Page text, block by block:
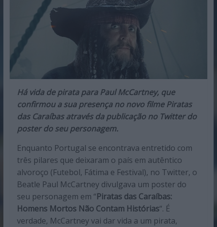
Há vida de pirata para Paul McCartney, que
confirmou a sua presença no novo filme Piratas
das Caraíbas através da publicação no Twitter do
poster do seu personagem.
Enquanto Portugal se encontrava entretido com
três pilares que deixaram o país em autêntico
alvoroço (Futebol, Fátima e Festival), no Twitter, o
Beatle Paul McCartney divulgava um poster do
seu personagem em “Piratas das Caraíbas:
Homens Mortos Não Contam Histórias“. É
verdade, McCartney vai dar vida a um pirata,